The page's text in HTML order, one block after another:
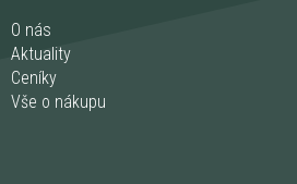
O nás
Aktuality
Ceníky
Vše o nákupu